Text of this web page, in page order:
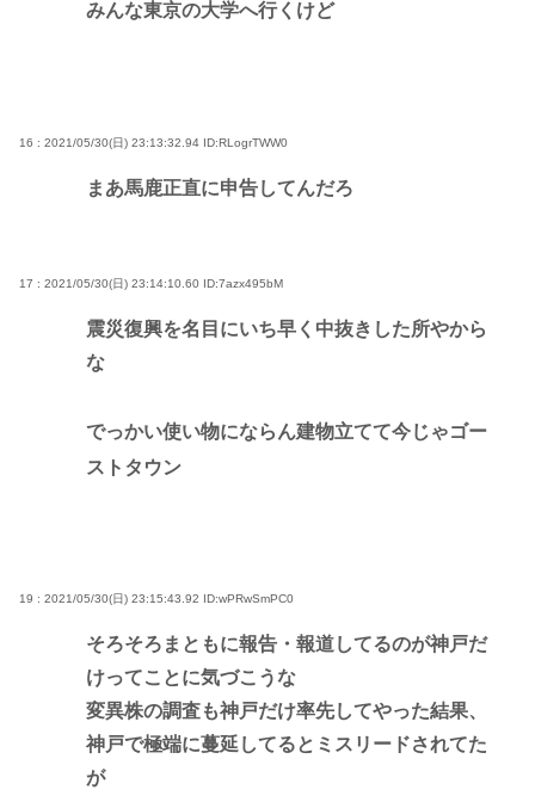
みんな東京の大学へ行くけど
16 : 2021/05/30(日) 23:13:32.94 ID:RLogrTWW0
まあ馬鹿正直に申告してんだろ
17 : 2021/05/30(日) 23:14:10.60 ID:7azx495bM
震災復興を名目にいち早く中抜きした所やから
な
でっかい使い物にならん建物立てて今じゃゴー
ストタウン
19 : 2021/05/30(日) 23:15:43.92 ID:wPRwSmPC0
そろそろまともに報告・報道してるのが神戸だ
けってことに気づこうな
変異株の調査も神戸だけ率先してやった結果、
神戸で極端に蔓延してるとミスリードされてた
が